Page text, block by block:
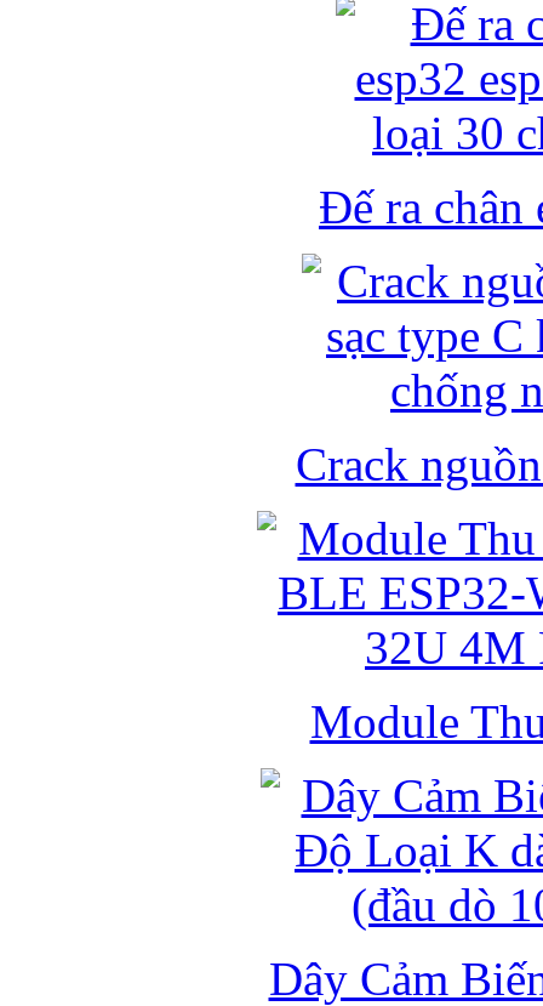
Đế ra chân
Crack
Module
Dây Cảm